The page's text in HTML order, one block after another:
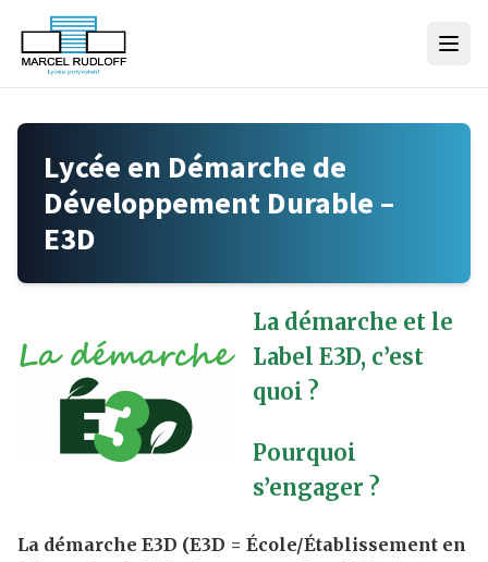
Skip to content
Lycée en Démarche de
Développement Durable –
E3D
La démarche et le
Label E3D, c’est
quoi ?
Pourquoi
s’engager ?
La démarche E3D (E3D = École/Établissement en